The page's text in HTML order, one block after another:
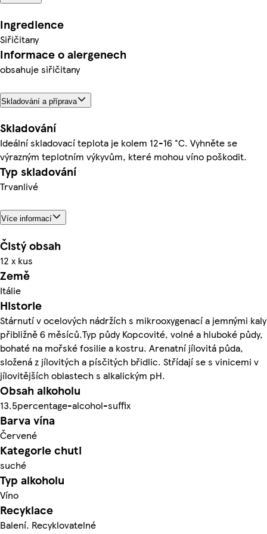
Ingredience
Siřičitany
Informace o alergenech
obsahuje siřičitany
Skladování a příprava
Skladování
Ideální skladovací teplota je kolem 12-16 °C. Vyhněte se
výrazným teplotním výkyvům, které mohou víno poškodit.
Typ skladování
Trvanlivé
Více informací
Čistý obsah
12 x kus
Země
Itálie
Historie
Stárnutí v ocelových nádržích s mikrooxygenací a jemnými kaly
přibližně 6 měsíců.Typ půdy Kopcovité, volné a hluboké půdy,
bohaté na mořské fosilie a kostru. Arenatní jílovitá půda,
složená z jílovitých a písčitých břidlic. Střídají se s vinicemi v
jílovitějších oblastech s alkalickým pH.
Obsah alkoholu
13.5percentage-alcohol-suffix
Barva vína
Červené
Kategorie chuti
suché
Typ alkoholu
Víno
Recyklace
Balení. Recyklovatelné